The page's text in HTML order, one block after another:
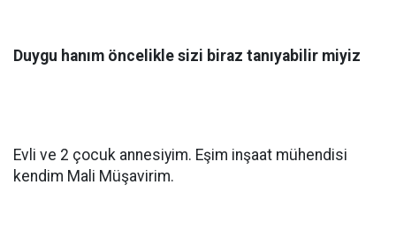
Duygu hanım öncelikle sizi biraz tanıyabilir miyiz
Evli ve 2 çocuk annesiyim. Eşim inşaat mühendisi
kendim Mali Müşavirim.